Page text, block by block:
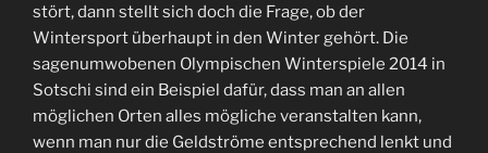
stört, dann stellt sich doch die Frage, ob der
Wintersport überhaupt in den Winter gehört. Die
sagenumwobenen Olympischen Winterspiele 2014 in
Sotschi sind ein Beispiel dafür, dass man an allen
möglichen Orten alles mögliche veranstalten kann,
wenn man nur die Geldströme entsprechend lenkt und